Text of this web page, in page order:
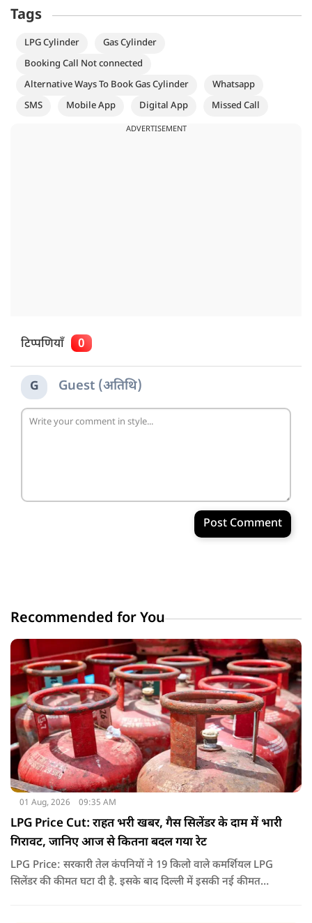
Tags
LPG Cylinder
Gas Cylinder
Booking Call Not connected
Alternative Ways To Book Gas Cylinder
Whatsapp
SMS
Mobile App Digital App Missed Call
ADVERTISEMENT
टिप्पणियाँ 0
G Guest (अतिथि)
Post Comment
Recommended for You
01 Aug, 2026 09:35 AM
LPG Price Cut: राहत भरी खबर, गैस सिलेंडर के दाम में भारी
गिरावट, जानिए आज से कितना बदल गया रेट
LPG Price: सरकारी तेल कंपनियों ने 19 किलो वाले कमर्शियल LPG
सिलेंडर की कीमत घटा दी है. इसके बाद दिल्ली में इसकी नई कीमत